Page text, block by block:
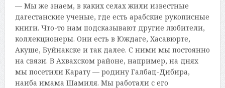
— Мы же знаем, в каких селах жили известные
дагестанские ученые, где есть арабские рукописные
книги. Что-то нам подсказывают другие любители,
коллекционеры. Они есть в Юждаге, Хасавюрте,
Акуше, Буйнакске и так далее. С ними мы постоянно
на связи. В Ахвахском районе, например, на днях
мы посетили Карату — родину Галбац-Дибира,
наиба имама Шамиля. Мы работали с его